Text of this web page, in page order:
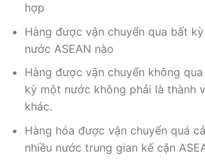
hợp
Hàng được vận chuyển qua bất
nước ASEAN nào
Hàng được vận chuyển không
kỳ một nước không phải là thành
khác.
Hàng hóa được vận chuyển quá
nhiều nước trung gian kế cận